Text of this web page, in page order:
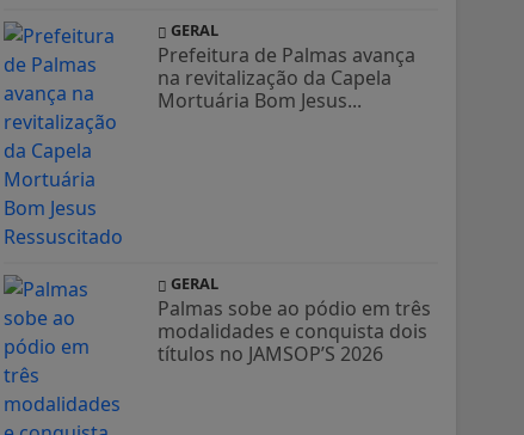
GERAL
Prefeitura de Palmas avança
na revitalização da Capela
Mortuária Bom Jesus...
GERAL
Palmas sobe ao pódio em três
modalidades e conquista dois
títulos no JAMSOP’S 2026